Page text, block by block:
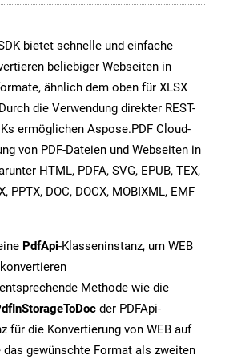
bietet schnelle und einfache
beliebiger Webseiten in
ähnlich dem oben für XLSX
die Verwendung direkter REST-
ermöglichen Aspose.PDF Cloud-
von PDF-Dateien und Webseiten in
HTML, PDFA, SVG, EPUB, TEX,
PPTX, DOC, DOCX, MOBIXML, EMF
PdfApi-Klasseninstanz, um WEB
Methode wie die
der PDFApi-
für die Konvertierung von WEB auf
das gewünschte Format als zweiten